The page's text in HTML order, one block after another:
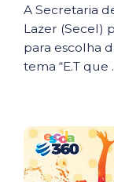
A Secretaria
Lazer (Secel)
para escolha
tema “E.T que